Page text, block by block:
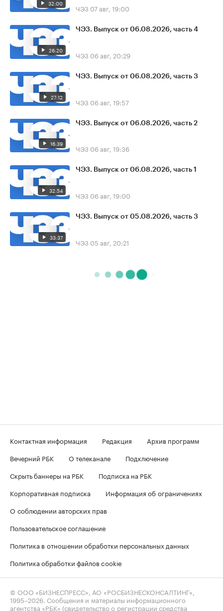
32:00 ЧЭЗ 07 авг, 19:00
26:20
ЧЭЗ. Выпуск от 06.08.2026, часть 4
ЧЭЗ 06 авг, 20:29
27:12
ЧЭЗ. Выпуск от 06.08.2026, часть 3
ЧЭЗ 06 авг, 19:57
16:39
ЧЭЗ. Выпуск от 06.08.2026, часть 2
ЧЭЗ 06 авг, 19:36
32:54
ЧЭЗ. Выпуск от 06.08.2026, часть 1
ЧЭЗ 06 авг, 19:00
33:37
ЧЭЗ. Выпуск от 05.08.2026, часть 3
ЧЭЗ 05 авг, 20:21
Контактная информация Редакция
Архив программ
Вечерний РБК
О телеканале
Подключение
Скрыть баннеры на РБК
Подписка на РБК
Корпоративная подписка
Информация об ограничениях
О соблюдении авторских прав
Пользовательское соглашение
Политика в отношении обработки персональных данных
Политика обработки файлов cookie
© ООО «БИЗНЕСПРЕСС», АО «РОСБИЗНЕСКОНСАЛТИНГ»,
1995–2026 . Сообщения и материалы информационного
агентства «РБК» (свидетельство о регистрации средства